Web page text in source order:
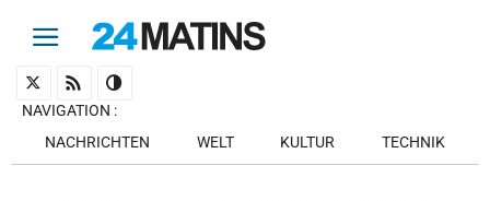
NAVIGATION :
NACHRICHTEN
WELT KULTUR TECHNIK